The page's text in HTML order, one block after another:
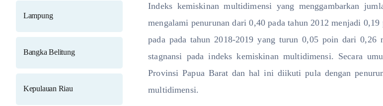
Lampung
Bangka Belitung
Kepulauan Riau
Indeks kemiskinan multidimensi yang menggambarkan
mengalami penurunan dari 0,40 pada tahun 2012 menjadi
pada pada tahun 2018-2019 yang turun 0,05 poin dari 0,26
stagnansi pada indeks kemiskinan multidimensi. Secara
Provinsi Papua Barat dan hal ini diikuti pula dengan
multidimensi.